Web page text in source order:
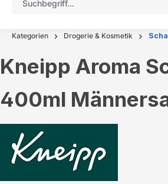
Kategorien Drogerie & Kosmetik
Kneipp Aroma
400ml